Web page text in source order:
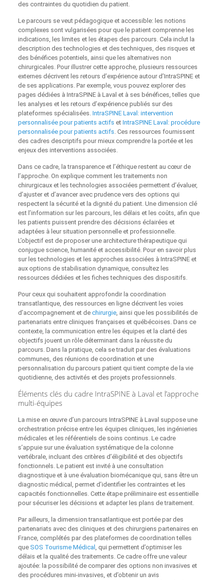
des contraintes du quotidien du patient.
Le parcours se veut pédagogique et accessible: les notions
complexes sont vulgarisées pour que le patient comprenne les
indications, les limites et les étapes des parcours. Cela inclut la
description des technologies et des techniques, des risques et
des bénéfices potentiels, ainsi que les alternatives non
chirurgicales. Pour illustrer cette approche, plusieurs ressources
externes décrivent les retours d’expérience autour d’IntraSPINE et
de ses applications. Par exemple, vous pouvez explorer des
pages dédiées à IntraSPINE à Laval et à ses bénéfices, telles que
les analyses et les retours d’expérience publiés sur des
plateformes spécialisées. IntraSPINE Laval: intervention
personnalisée pour patients actifs et IntraSPINE Laval: procédure
personnalisée pour patients actifs. Ces ressources fournissent
des cadres descriptifs pour mieux comprendre la portée et les
enjeux des interventions associées.
Dans ce cadre, la transparence et l’éthique restent au cœur de
l’approche. On explique comment les traitements non
chirurgicaux et les technologies associées permettent d’évaluer,
d’ajuster et d’avancer avec prudence vers des options qui
respectent la sécurité et la dignité du patient. Une dimension clé
est l’information sur les parcours, les délais et les coûts, afin que
les patients puissent prendre des décisions éclairées et
adaptées à leur situation personnelle et professionnelle.
L’objectif est de proposer une architecture thérapeutique qui
conjugue science, humanité et accessibilité. Pour en savoir plus
sur les technologies et les approches associées à IntraSPINE et
aux options de stabilisation dynamique, consultez les
ressources dédiées et les fiches techniques des dispositifs.
Pour ceux qui souhaitent approfondir la coordination
transatlantique, des ressources en ligne décrivent les voies
d’accompagnement et de chirurgie, ainsi que les possibilités de
partenariats entre cliniques françaises et québécoises. Dans ce
contexte, la communication entre les équipes et la clarté des
objectifs jouent un rôle déterminant dans la réussite du
parcours. Dans la pratique, cela se traduit par des évaluations
communes, des réunions de coordination et une
personnalisation du parcours patient qui tient compte de la vie
quotidienne, des activités et des projets professionnels.
Éléments clés du cadre IntraSPINE à Laval et l’approche
multi-équipes
La mise en œuvre d’un parcours IntraSPINE à Laval suppose une
orchestration précise entre les équipes cliniques, les ingénieries
médicales et les référentiels de soins continus. Le cadre
s’appuie sur une évaluation systématique de la colonne
vertébrale, incluant des critères d’éligibilité et des objectifs
fonctionnels. Le patient est invité à une consultation
diagnostique et à une évaluation biomécanique qui, sans être un
diagnostic médical, permet d’identifier les contraintes et les
capacités fonctionnelles. Cette étape préliminaire est essentielle
pour sécuriser les décisions et adapter les plans de traitement.
Par ailleurs, la dimension transatlantique est portée par des
partenariats avec des cliniques et des chirurgiens partenaires en
France, complétés par des plateformes de coordination telles
que SOS Tourisme Médical , qui permettent d’optimiser les
délais et la qualité des traitements. Ce cadre offre une valeur
ajoutée: la possibilité de comparer des options non invasives et
des procédures mini-invasives, et d’obtenir un avis